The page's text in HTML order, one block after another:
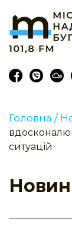
Головна /
ситуацій